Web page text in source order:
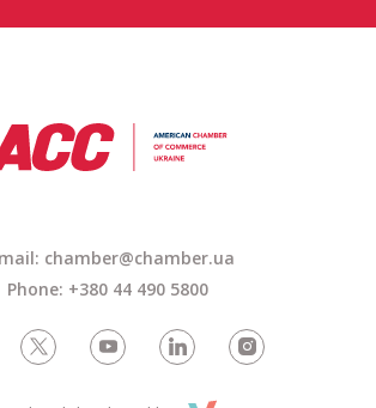
chamber@chamber.ua
Phone: +380 44 490 5800